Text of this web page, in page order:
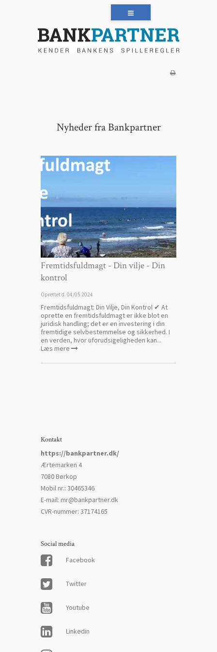
Nyheder fra Bankpartner
Fremtidsfuldmagt - Din vilje - Din
kontrol
Oprettet d. 04/05 2024
Fremtidsfuldmagt: Din Vilje, Din Kontrol ✔ At
oprette en fremtidsfuldmagt er ikke blot en
juridisk handling; det er en investering i din
fremtidige selvbestemmelse og sikkerhed. I
en verden, hvor uforudsigeligheden kan...
Læs mere
Kontakt
https://bankpartner.dk/
Ærtemarken 4
7080 Børkop
Mobil nr.: 30465346
E-mail: mr@bankpartner.dk
CVR-nummer: 37174165
Social media
Facebook
Twitter
Youtube
Linkedin